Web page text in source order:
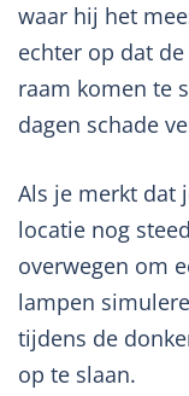
waar hij het
echter op dat
raam komen te
dagen schade
Als je merkt dat
locatie nog
overwegen om
lampen
tijdens de
op te slaan.